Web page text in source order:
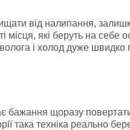
від налипання,
місця, які беруть на
і холод дуже швидко
бажання щоразу
така техніка реально